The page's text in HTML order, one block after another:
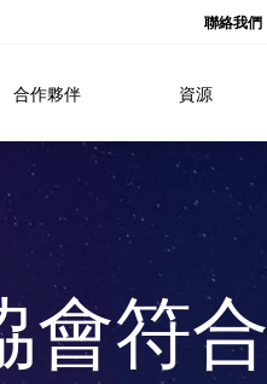
聯絡我們
合作夥伴 資源
會符